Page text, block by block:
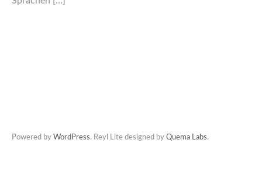
Powered by WordPress. Reyl Lite designed by Quema Labs.